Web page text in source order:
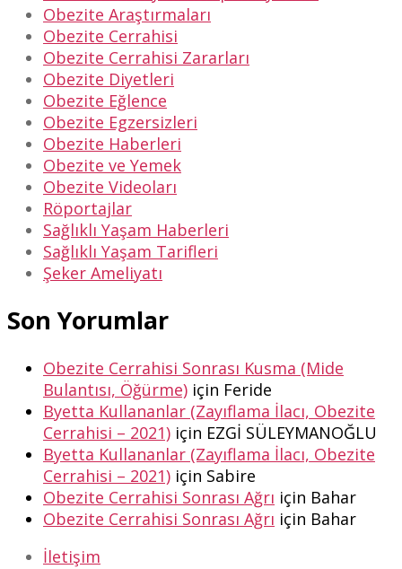
Obezite Araştırmaları
Obezite Cerrahisi
Obezite Cerrahisi Zararları
Obezite Diyetleri
Obezite Eğlence
Obezite Egzersizleri
Obezite Haberleri
Obezite ve Yemek
Obezite Videoları
Röportajlar
Sağlıklı Yaşam Haberleri
Sağlıklı Yaşam Tarifleri
Şeker Ameliyatı
Son Yorumlar
Obezite Cerrahisi Sonrası Kusma (Mide
Bulantısı, Öğürme) için Feride
Byetta Kullananlar (Zayıflama İlacı, Obezite
Cerrahisi – 2021) için EZGİ SÜLEYMANOĞLU
Byetta Kullananlar (Zayıflama İlacı, Obezite
Cerrahisi – 2021) için Sabire
Obezite Cerrahisi Sonrası Ağrı için Bahar
Obezite Cerrahisi Sonrası Ağrı için Bahar
İletişim